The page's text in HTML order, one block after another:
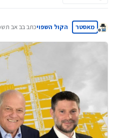
מנותק
מאסטר הקול השפויכתב בב אב
נערך לאחרונה